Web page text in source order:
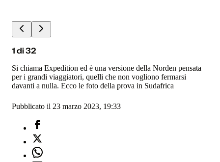
1di32
Si chiama Expedition ed è una versione della Norden pensata
per i grandi viaggiatori, quelli che non vogliono fermarsi
davanti a nulla. Ecco le foto della prova in Sudafrica
Pubblicato il 23 marzo 2023, 19:33